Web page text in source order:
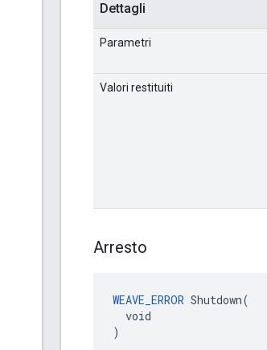
Dettagli
Parametri
Valori restituiti
Arresto
WEAVE_ERROR Shutdown(
  void
)